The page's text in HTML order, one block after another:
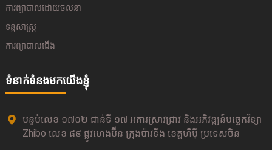
ការព្យាបាលដោយចលនា
ទន្តសាស្ត្រ
ការព្យាបាលជើង
ទំនាក់ទំនងមកយើងខ្ញុំ
បន្ទប់លេខ ១៧០២ ជាន់ទី ១៧ អគារស្រាវជ្រាវ និងអភិវឌ្ឍន៍បច្ចេកវិទ្យា
Zhibo លេខ ៨៩ ផ្លូវហេងប៊ីន ក្រុងប៉ាវទីង ខេត្តហឺប៉ី ប្រទេសចិន